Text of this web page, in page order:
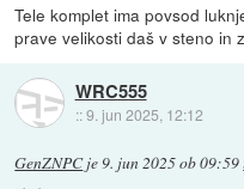
Tele komplet ima povsod
prave velikosti daš v steno in
WRC555
::9. jun 2025, 12:12
GenZNPCje9. jun 2025 ob 09:59